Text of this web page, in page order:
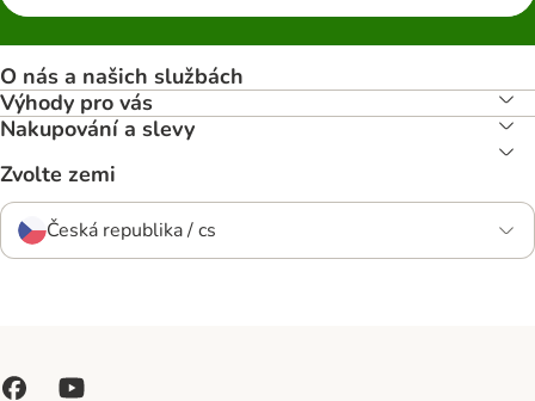
O nás a našich službách
Výhody pro vás
Nakupování a slevy
Zvolte zemi
Česká republika / cs